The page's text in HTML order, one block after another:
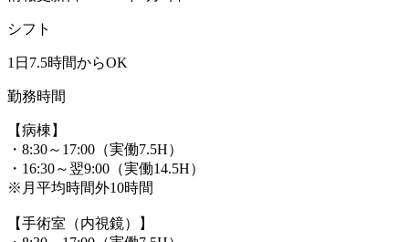
シフト
1日7.5時間からOK
勤務時間
【病棟】
・8:30～17:00（実働7.5H）
・16:30～翌9:00（実働14.5H）
※月平均時間外10時間
【手術室（内視鏡）】